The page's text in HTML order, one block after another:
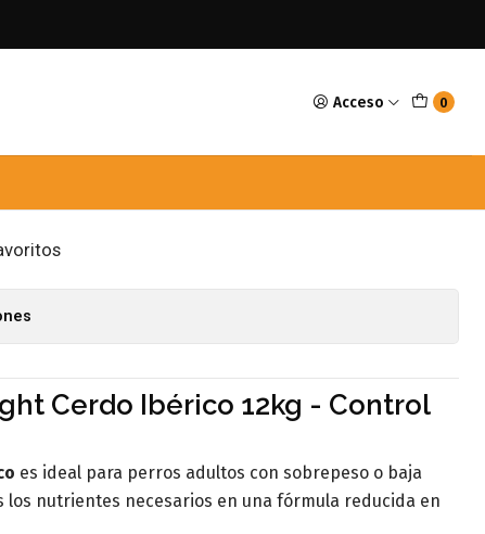
Acceso 0
Mediana y Grande Cerdo Iberico 12kg
Perro Adulto Light
y Grande Cerdo Iberico
Cerdo Ibérico 12kg - Control
es ideal para perros adultos con sobrepeso o baja
los nutrientes necesarios en una fórmula reducida en